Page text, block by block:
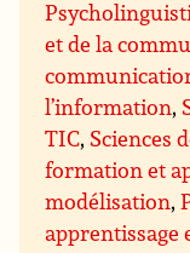
et de la
l’information,
TIC, Sciences
formation et
modélisation,
apprentissage